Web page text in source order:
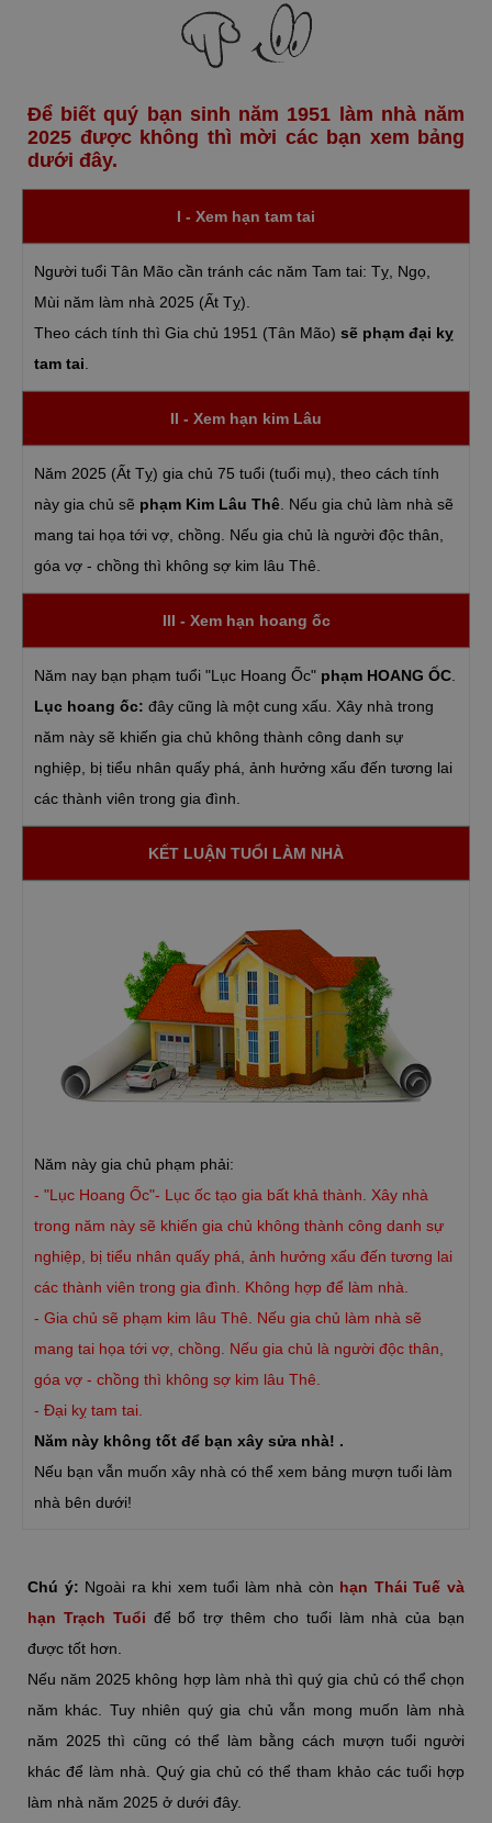
Để biết quý bạn sinh năm 1951 làm nhà năm
2025 được không thì mời các bạn xem bảng
dưới đây.
I - Xem hạn tam tai
Người tuổi Tân Mão cần tránh các năm Tam tai: Tỵ, Ngọ,
Mùi năm làm nhà 2025 (Ất Tỵ).
Theo cách tính thì Gia chủ 1951 (Tân Mão) sẽ phạm đại kỵ
tam tai
II - Xem hạn kim Lâu
Năm 2025 (Ất Tỵ) gia chủ 75 tuổi (tuổi mụ), theo cách tính
này gia chủ sẽ phạm Kim Lâu Thê . Nếu gia chủ làm nhà sẽ
mang tai họa tới vợ, chồng. Nếu gia chủ là người độc thân,
góa vợ - chồng thì không sợ kim lâu Thê.
III - Xem hạn hoang ốc
Năm nay bạn phạm tuổi "Lục Hoang Ốc" phạm HOANG ỐC
Lục hoang ốc: đây cũng là một cung xấu. Xây nhà trong
năm này sẽ khiến gia chủ không thành công danh sự
nghiệp, bị tiểu nhân quấy phá, ảnh hưởng xấu đến tương lai
các thành viên trong gia đình.
KẾT LUẬN TUỔI LÀM NHÀ
Năm này gia chủ phạm phải:
- "Lục Hoang Ốc"- Lục ốc tạo gia bất khả thành. Xây nhà
trong năm này sẽ khiến gia chủ không thành công danh sự
nghiệp, bị tiểu nhân quấy phá, ảnh hưởng xấu đến tương lai
các thành viên trong gia đình. Không hợp để làm nhà.
- Gia chủ sẽ phạm kim lâu Thê. Nếu gia chủ làm nhà sẽ
mang tai họa tới vợ, chồng. Nếu gia chủ là người độc thân,
góa vợ - chồng thì không sợ kim lâu Thê.
- Đại kỵ tam tai.
Năm này không tốt để bạn xây sửa nhà! .
Nếu bạn vẫn muốn xây nhà có thể xem bảng mượn tuổi làm
nhà bên dưới!
Chú ý: Ngoài ra khi xem tuổi làm nhà còn hạn Thái Tuế và
hạn Trạch Tuổi để bổ trợ thêm cho tuổi làm nhà của bạn
được tốt hơn.
Nếu năm 2025 không hợp làm nhà thì quý gia chủ có thể chọn
năm khác. Tuy nhiên quý gia chủ vẫn mong muốn làm nhà
năm 2025 thì cũng có thể làm bằng cách mượn tuổi người
khác để làm nhà. Quý gia chủ có thể tham khảo các tuổi hợp
làm nhà năm 2025 ở dưới đây.